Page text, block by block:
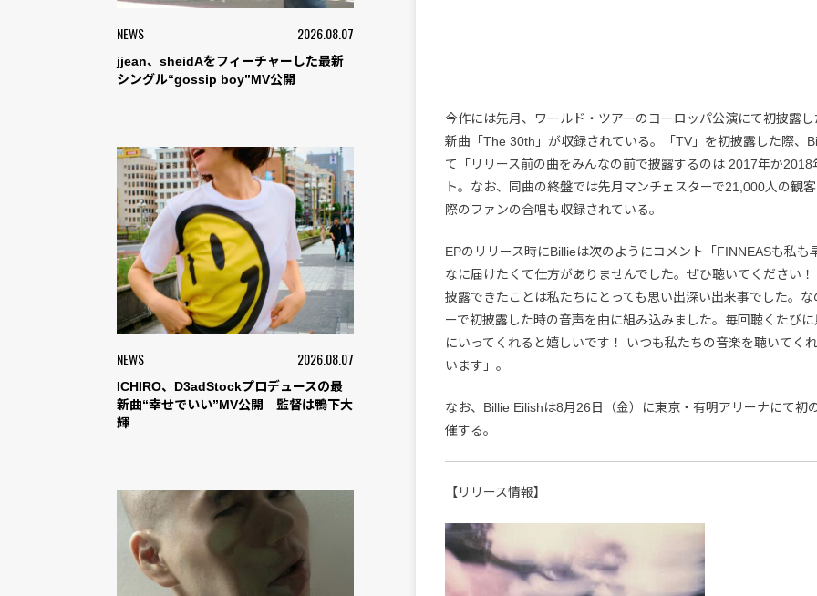
NEWS 2026.08.07
jjean、sheidAをフィーチャーした最新
シングル“gossip boy”MV公開
NEWS 2026.08.07
ICHIRO、D3adStockプロデュースの最
新曲“幸せでいい”MV公開 監督は鴨下大
輝
今作には先月、ワールド・ツアーのヨーロッパ公演にて初披露
新曲「The 30th」が収録されている。「TV」を初披露した際、
て「リリース前の曲をみんなの前で披露するのは 2017年か
ト。なお、同曲の終盤では先月マンチェスターで21,000人の観
際のファンの合唱も収録されている。
EPのリリース時にBillieは次のようにコメント「FINNEASも私も
なに届けたくて仕方がありませんでした。ぜひ聴いてください！
披露できたことは私たちにとっても思い出深い出来事でした。
ーで初披露した時の音声を曲に組み込みました。毎回聴くたび
にいってくれると嬉しいです！ いつも私たちの音楽を聴いてく
います」。
なお、Billie Eilishは8月26日（金）に東京・有明アリーナにて初
催する。
【リリース情報】